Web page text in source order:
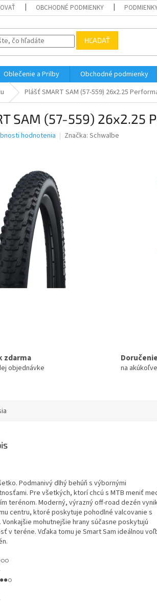
OBCHODNÉ PODMIENKY
HĽADAŤ
Oblečenie a Prilby Obchodné podmienky
Plášť SMART SAM (57-559) 26x2.25
SAM (57-559) 26x2.25
hodnotenia Značka: Schwalbe
zdarma
objednávke na
Podmanivý dlhý behúň s výbornými
Pre všetkých, ktorí chcú s MTB meniť
terénom. Moderný, výrazný off-road dezén
centru, ktoré poskytuje pohodlné valcovanie s
mohutnejšie hrany súčasne poskytujú
v teréne. Vďaka tomu je Smart Sam ideálnou